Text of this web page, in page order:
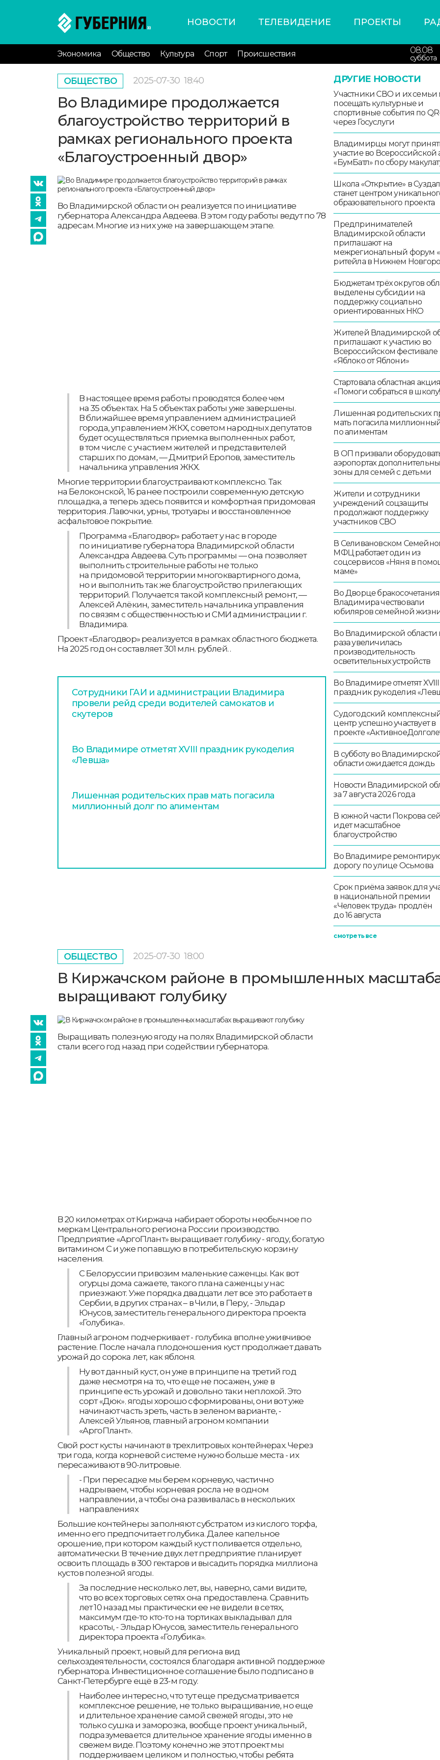
НОВОСТИ ТЕЛЕВИДЕНИЕ ПРОЕКТЫ
Экономика Общество Культура Спорт Происшествия 08.08
суббота
ОБЩЕСТВО 2025-07-30 18:40
Во Владимире продолжается
благоустройство территорий в
рамках регионального проекта
«Благоустроенный двор»
Во Владимирской области он реализуется по инициативе
губернатора Александра Авдеева. В этом году работы ведут по 78
адресам. Многие из них уже на завершающем этапе.
В настоящее время работы проводятся более чем
на 35 объектах. На 5 объектах работы уже завершены.
В ближайшее время управлением администрацией
города, управлением ЖКХ, советом народных депутатов
будет осуществляться приемка выполненных работ,
в том числе с участием жителей и представителей
старших по домам, — Дмитрий Еропов, заместитель
начальника управления ЖКХ.
Многие территории благоустраивают комплексно. Так
на Белоконской, 16 ранее построили современную детскую
площадка, а теперь здесь появится и комфортная придомовая
территория. Лавочки, урны, тротуары и восстановленное
асфальтовое покрытие.
Программа «Благодвор» работает у нас в городе
по инициативе губернатора Владимирской области
Александра Авдеева. Суть программы — она позволяет
выполнить строительные работы не только
на придомовой территории многоквартирного дома,
но и выполнить так же благоустройство прилегающих
территорий. Получается такой комплексный ремонт, —
Алексей Алёкин, заместитель начальника управления
по связям с общественностью и СМИ администрации г.
Владимира.
Проект «Благодвор» реализуется в рамках областного бюджета.
На 2025 год он составляет 301 млн. рублей. .
Сотрудники ГАИ и администрации Владимира
провели рейд среди водителей самокатов и
скутеров
Во Владимире отметят XVIII праздник рукоделия
«Левша»
Лишенная родительских прав мать погасила
миллионный долг по алиментам
ДРУГИЕ НОВОСТИ
Участники СВО и их семьи
посещать культурные и
спортивные события по
через Госуслуги
Владимирцы могут
участие во Всероссийской
«БумБатл» по сбору
Школа «Открытие» в
станет центром
образовательного проекта
Предпринимателей
Владимирской области
приглашают на
межрегиональный форум
ритейла в Нижнем
Бюджетам трёх округов
выделены субсидии на
поддержку социально
ориентированных НКО
Жителей Владимирской
приглашают к участию во
Всероссийском фестивале
«Яблоко от Яблони»
Стартовала областная акция
«Помоги собраться в
Лишенная родительских
мать погасила
по алиментам
В ОП призвали
аэропортах
зоны для семей с детьми
Жители и сотрудники
учреждений соцзащиты
продолжают поддержку
участников СВО
В Селивановском
МФЦ работает один из
соцсервисов «Няня в
маме»
Во Дворце бракосочетания
Владимира чествовали
юбиляров семейной
Во Владимирской области
раза увеличилась
производительность
осветительных устройств
Во Владимире отметят XVIII
праздник рукоделия
Судогодский
центр успешно участвует в
проекте
В субботу во
области ожидается дождь
Новости Владимирской
за 7 августа 2026 года
В южной части Покрова
идет масштабное
благоустройство
Во Владимире
дорогу по улице Осьмова
Срок приёма заявок для
в национальной премии
«Человек труда» продлён
до 16 августа
смотреть все
ОБЩЕСТВО 2025-07-30 18:00
В Киржачском районе в промышленных
выращивают голубику
Выращивать полезную ягоду на полях Владимирской области
стали всего год назад при содействии губернатора.
В 20 километрах от Киржача набирает обороты необычное по
меркам Центрального региона России производство.
Предприятие «АргоПлант» выращивает голубику - ягоду, богатую
витамином С и уже попавшую в потребительскую корзину
населения.
С Белоруссии привозим маленькие саженцы. Как вот
огурцы дома сажаете, такого плана саженцы у нас
приезжают. Уже порядка двадцати лет все это работает в
Сербии, в других странах – в Чили, в Перу, - Эльдар
Юнусов, заместитель генерального директора проекта
«Голубика».
Главный агроном подчеркивает - голубика вполне уживчивое
растение. После начала плодоношения куст продолжает давать
урожай до сорока лет, как яблоня.
Ну вот данный куст, он уже в принципе на третий год
даже несмотря на то, что еще не посажен, уже в
принципе есть урожай и довольно таки неплохой. Это
сорт «Дюк», ягоды хорошо сформированы, они вот уже
начинают часть зреть, часть в зеленом варианте, -
Алексей Ульянов, главный агроном компании
«АргоПлант».
Свой рост кусты начинают в трехлитровых контейнерах. Через
три года, когда корневой системе нужно больше места - их
пересаживают в 90-литровые.
- При пересадке мы берем корневую, частично
надрываем, чтобы корневая росла не в одном
направлении, а чтобы она развивалась в нескольких
направлениях
Большие контейнеры заполняют субстратом из кислого торфа,
именно его предпочитает голубика. Далее капельное
орошение, при котором каждый куст поливается отдельно,
автоматически. В течение двух лет предприятие планирует
освоить площадь в 300 гектаров и высадить порядка миллиона
кустов полезной ягоды.
За последние несколько лет, вы, наверно, сами видите,
что во всех торговых сетях она предоставлена. Сравнить
лет 10 назад мы практически ее не видели в сетях,
максимум где-то кто-то на тортиках выкладывал для
красоты, - Эльдар Юнусов, заместитель генерального
директора проекта «Голубика».
Уникальный проект, новый для региона вид
сельхоздеятельности, состоялся благодаря активной поддержке
губернатора. Инвестиционное соглашение было подписано в
Санкт-Петербурге ещё в 23-м году.
Наиболее интересно, что тут еще предусматривается
комплексное решение, не только выращивание, но еще
и длительное хранение самой свежей ягоды, это не
только сушка и заморозка, вообще проект уникальный,
подразумевается длительное хранение ягоды именно в
свежем виде. Поэтому конечно же этот проект мы
поддерживаем целиком и полностью, чтобы ребята